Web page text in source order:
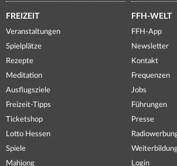
FREIZEIT
Veranstaltungen
Spielplätze
Rezepte
Meditation
Ausflugsziele
Freizeit-Tipps
Ticketshop
Lotto Hessen
Spiele
Mahjong
FFH-WELT
FFH-App
Newsletter
Kontakt
Frequenzen
Jobs
Führungen
Presse
Login